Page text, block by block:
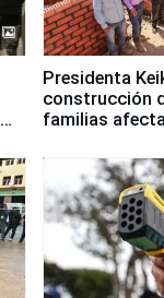
Presidenta
construcción
familias